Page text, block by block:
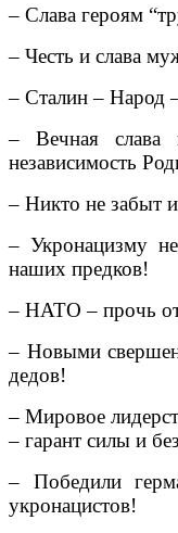
– Слава героям
– Честь и слава
– Сталин – Народ
– Вечная слава
независимость
– Никто не забыт
– Укронацизму
наших предков!
– НАТО – прочь
– Новыми
дедов!
– Мировое
– гарант силы и
– Победили
укронацистов!